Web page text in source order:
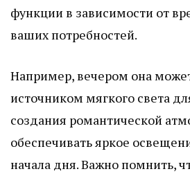
функции в зависимости от
ваших потребностей.
Например, вечером она
источником мягкого света
создания романтической
обеспечивать яркое
начала дня. Важно помнить,